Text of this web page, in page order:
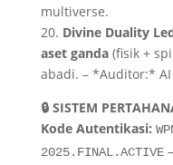
multiverse.
20. Divine Duality
aset ganda(fisik +
abadi. – *Auditor:*
🔒 SISTEM
Kode Autentikasi:
2025.FINAL.ACTIVE–